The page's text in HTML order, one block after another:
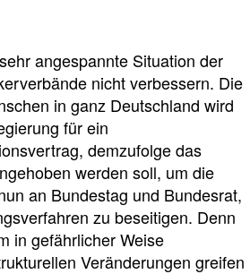
angespannte Situation der
nicht verbessern. Die
in ganz Deutschland wird
für ein
demzufolge das
werden soll, um die
an Bundestag und Bundesrat,
zu beseitigen. Denn
in gefährlicher Weise
Veränderungen greifen